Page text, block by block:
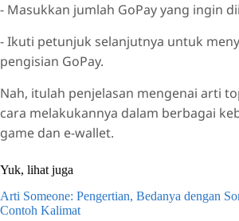
- Masukkan jumlah GoPay yang ingin
- Ikuti petunjuk selanjutnya untuk
pengisian GoPay.
Nah, itulah penjelasan mengenai arti
cara melakukannya dalam berbagai
game dan e-wallet.
Yuk, lihat juga
Arti Someone: Pengertian, Bedanya dengan
Contoh Kalimat